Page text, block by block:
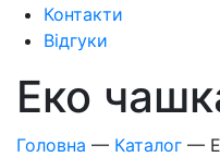
Контакти
Відгуки
Еко
Головна — Каталог —